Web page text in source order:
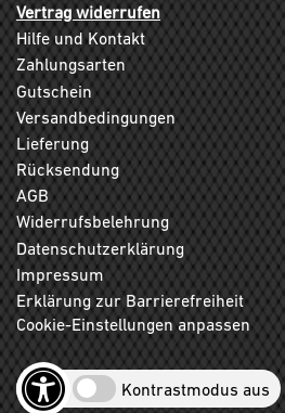
Vertrag widerrufen
Hilfe und Kontakt
Zahlungsarten
Gutschein
Versandbedingungen
Lieferung
Rücksendung
AGB
Widerrufsbelehrung
Datenschutzerklärung
Impressum
Erklärung zur Barrierefreiheit
Cookie-Einstellungen anpassen
Kontrastmodus aus